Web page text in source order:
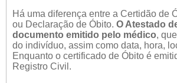
Há uma diferença entre a Certidão de
ou Declaração de Óbito. O Atestado
documento emitido pelo médico,
do indivíduo, assim como data, hora,
Enquanto o certificado de Óbito é
Registro Civil.